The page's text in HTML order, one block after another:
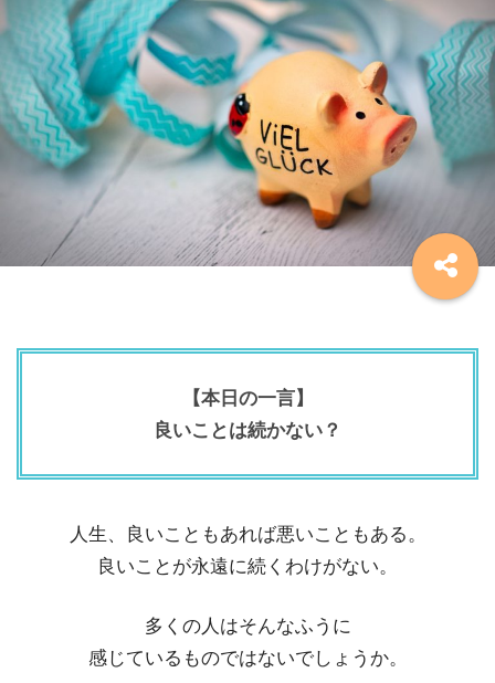
【本日の一言】
良いことは続かない？
人生、良いこともあれば悪いこともある。
良いことが永遠に続くわけがない。
多くの人はそんなふうに
感じているものではないでしょうか。